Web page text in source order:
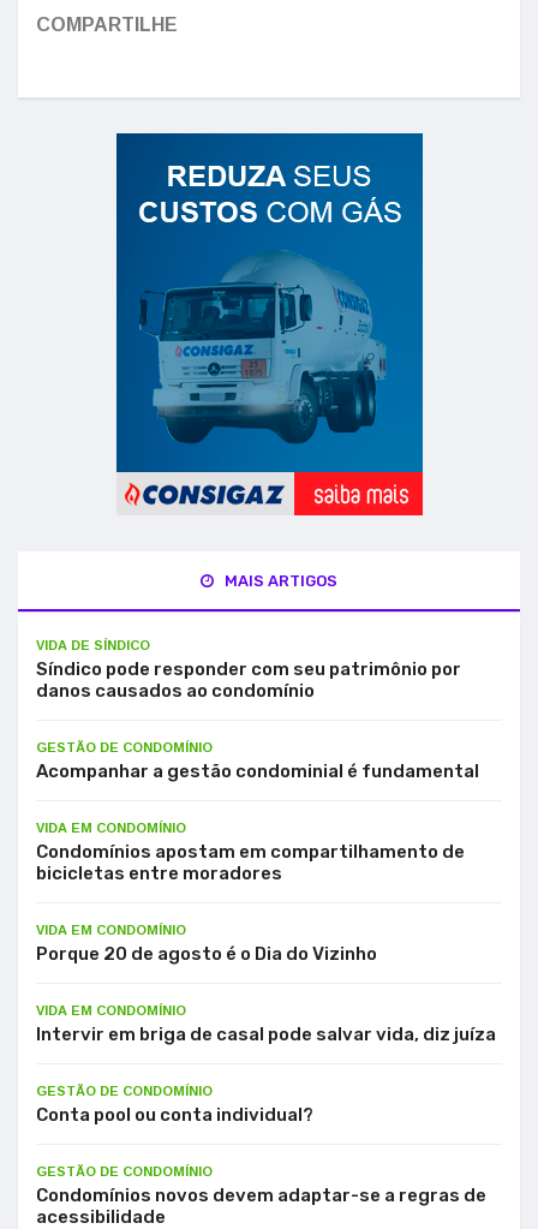
COMPARTILHE
MAIS ARTIGOS
VIDA DE SÍNDICO
Síndico pode responder com seu patrimônio por
danos causados ao condomínio
GESTÃO DE CONDOMÍNIO
Acompanhar a gestão condominial é fundamental
VIDA EM CONDOMÍNIO
Condomínios apostam em compartilhamento de
bicicletas entre moradores
VIDA EM CONDOMÍNIO
Porque 20 de agosto é o Dia do Vizinho
VIDA EM CONDOMÍNIO
Intervir em briga de casal pode salvar vida, diz juíza
GESTÃO DE CONDOMÍNIO
Conta pool ou conta individual?
GESTÃO DE CONDOMÍNIO
Condomínios novos devem adaptar-se a regras de
acessibilidade